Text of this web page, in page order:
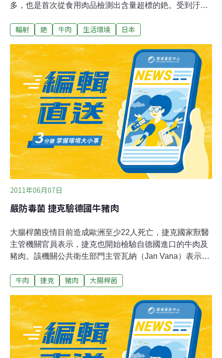
多，也是首次從食用肉品檢測出含量超標的銫。受到汙染
8日該農場共送了11頭牛到東京都屠宰廠，11頭牛肉的輻
克。目前這些牛肉都保管在東京實驗室裡，並未流入市
面。不過據東京官員透露，之前來自同一農場的5頭牛已
在之前流入東京市場。目前當局正設法追查肉品的流向。
為避免民眾恐慌，日本政府8日已緊急通知福島及鄰近縣
市，加強牛肉的輻射檢測，也立即要求南相馬市停止出
貨。
輻射 銫 牛肉 生活環境 日本
2011年06月07日
嚴防毒菌 捷克驗德國牛豬肉
大腸桿菌疫情目前造成歐洲至少22人死亡，捷克國家獸醫
主管機關官員表示，捷克也開始檢驗自德國進口的牛肉及
豬肉。該機關公共衛生部門主管瓦納（Jan Vana）表示，
表示：「我們剛展開對牛肉及豬肉取樣的特別行動，週末
牛肉 捷克 豬肉 大腸桿菌